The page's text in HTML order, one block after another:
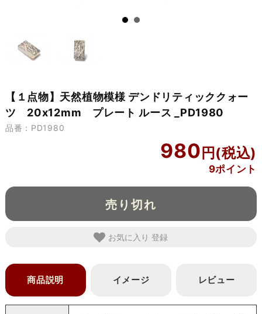
【１点物】天然植物模様 デンドリティッククォー
ツ 20x12mm プレート ルース _PD1980
品番：PD1980
980
9ポイント
売り切れ
お気に入り
商品説明 イメージ レビュー